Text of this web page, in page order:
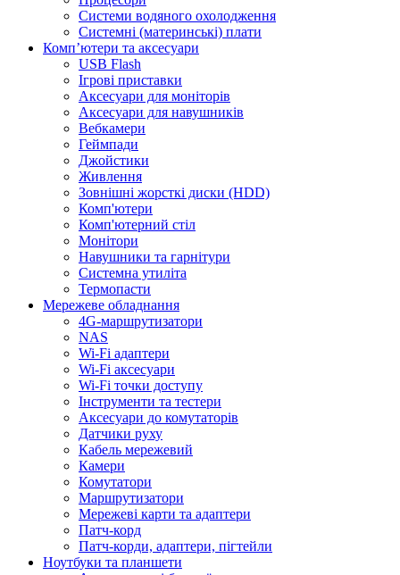
Системи водяного охолодження
Системні (материнські) плати
Компʼютери та аксесуари
USB Flash
Ігрові приставки
Аксесуари для моніторів
Аксесуари для навушників
Вебкамери
Геймпади
Джойстики
Живлення
Зовнішні жорсткі диски (HDD)
Комп'ютери
Комп'ютерний стіл
Монітори
Навушники та гарнітури
Системна утиліта
Термопасти
Мережеве обладнання
4G-маршрутизатори
NAS
Wi-Fi адаптери
Wi-Fi аксесуари
Wi-Fi точки доступу
Інструменти та тестери
Аксесуари до комутаторів
Датчики руху
Кабель мережевий
Камери
Комутатори
Маршрутизатори
Мережеві карти та адаптери
Патч-корд
Патч-корди, адаптери, пігтейли
Ноутбуки та планшети